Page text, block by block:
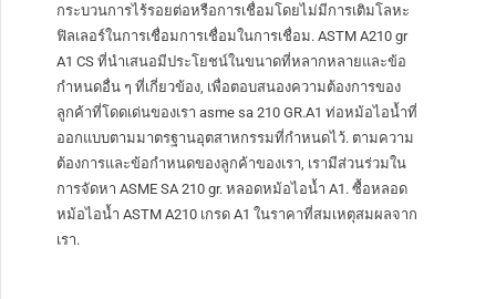
กระบวนการไร้รอยต่อหรือการเชื่อมโดยไม่มีการเติมโลหะ
ฟิลเลอร์ในการเชื่อมการเชื่อมในการเชื่อม. ASTM A210 gr
A1 CS ที่นำเสนอมีประโยชน์ในขนาดที่หลากหลายและข้อ
กำหนดอื่น ๆ ที่เกี่ยวข้อง, เพื่อตอบสนองความต้องการของ
ลูกค้าที่โดดเด่นของเรา asme sa 210 GR.A1 ท่อหม้อไอน้ำที่
ออกแบบตามมาตรฐานอุตสาหกรรมที่กำหนดไว้. ตามความ
ต้องการและข้อกำหนดของลูกค้าของเรา, เรามีส่วนร่วมใน
การจัดหา ASME SA 210 gr. หลอดหม้อไอน้ำ A1. ซื้อหลอด
หม้อไอน้ำ ASTM A210 เกรด A1 ในราคาที่สมเหตุสมผลจาก
เรา.